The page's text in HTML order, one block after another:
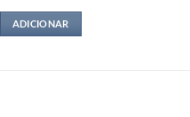
ADICIONAR